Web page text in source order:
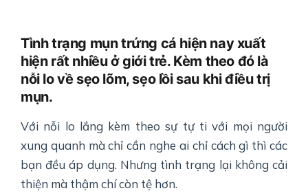
Tình trạng mụn trứng cá hiện nay xuất
hiện rất nhiều ở giới trẻ. Kèm theo đó là
nỗi lo về sẹo lõm, sẹo lồi sau khi điều trị
mụn.
Với nỗi lo lắng kèm theo sự tự ti với mọi người
xung quanh mà chỉ cần nghe ai chỉ cách gì thì các
bạn đều áp dụng. Nhưng tình trạng lại không cải
thiện mà thậm chí còn tệ hơn.